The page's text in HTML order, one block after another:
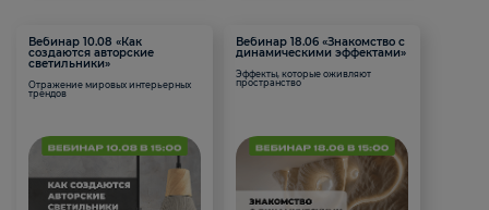
Вебинар 10.08 «Как
создаются авторские
светильники»
Отражение мировых интерьерных
трендов
Вебинар 18.06 «Знакомство с
динамическими эффектами»
Эффекты, которые оживляют
пространство